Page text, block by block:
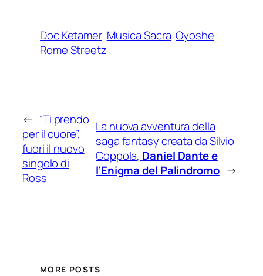
Doc Ketamer Musica Sacra Oyoshe
Rome Streetz
← “Ti prendo
per il cuore”,
fuori il nuovo
singolo di
Ross
La nuova avventura della
saga fantasy creata da Silvio
Coppola, Daniel Dante e
l’Enigma del Palindromo →
MORE POSTS